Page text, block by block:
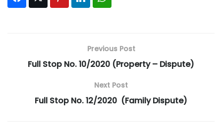
Previous Post
Full Stop No. 10/2020 (Property – Dispute)
Next Post
Full Stop No. 12/2020 (Family Dispute)